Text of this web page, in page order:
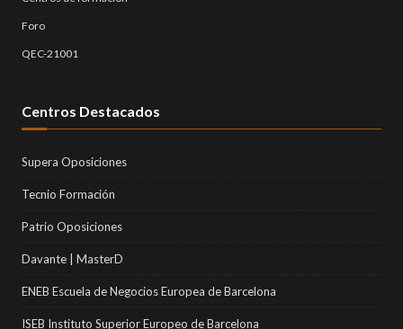
Foro
QEC-21001
Centros Destacados
Supera Oposiciones
Tecnio Formación
Patrio Oposiciones
Davante | MasterD
ENEB Escuela de Negocios Europea de Barcelona
ISEB Instituto Superior Europeo de Barcelona